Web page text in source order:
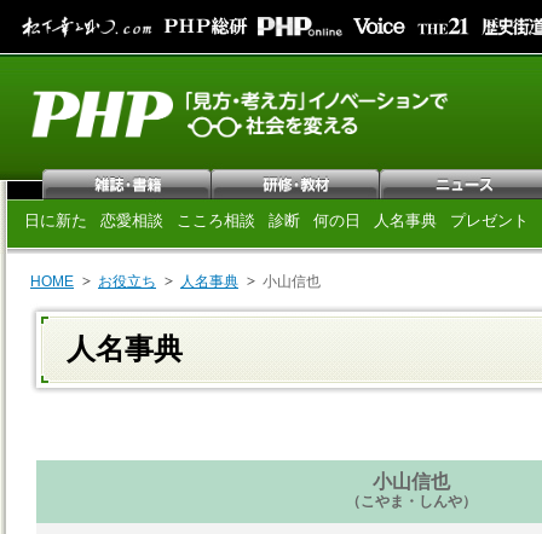
日に新た 恋愛相談 こころ相談 診断 何の日 人名事典 プレゼント
HOME お役立ち 人名事典 小山信也
人名事典
小山信也
（こやま・しんや）